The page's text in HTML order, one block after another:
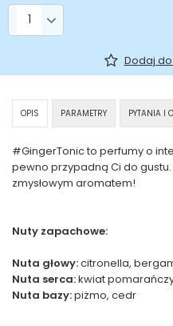
Liczba produktów
Dodaj
OPIS PARAMETRY PYTANIA I
#GingerTonic to perfumy o
pewno przypadną Ci do
zmysłowym aromatem!
Nuty zapachowe:
Nuta głowy:citronella,
Nuta serca:kwiat
Nuta bazy:piżmo, cedr